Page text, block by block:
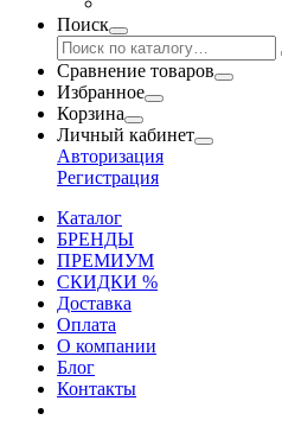
Поиск
Сравнение товаров
Избранное
Корзина
Личный кабинет
Авторизация
Регистрация
Каталог
БРЕНДЫ
ПРЕМИУМ
СКИДКИ %
Доставка
Оплата
О компании
Блог
Контакты